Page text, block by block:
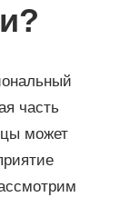
часть
может